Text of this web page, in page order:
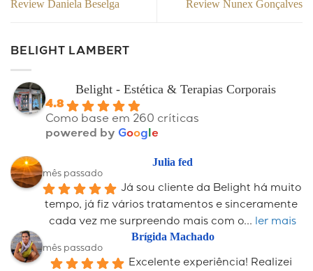
Review Daniela Beselga Review Nunex Gonçalves
BELIGHT LAMBERT
Belight - Estética & Terapias Corporais
4.8
Como base em 260 críticas
powered by Google
Julia fed
mês passado
Já sou cliente da Belight há muito
tempo, já fiz vários tratamentos e sinceramente
cada vez me surpreendo mais com o... ler mais
Brígida Machado
mês passado
Excelente experiência! Realizei